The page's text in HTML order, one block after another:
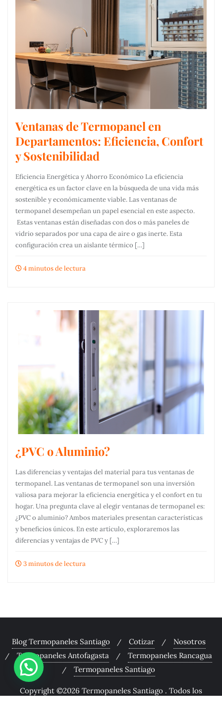
Ventanas de Termopanel en
Departamentos: Eficiencia, Confort
y Sostenibilidad
Eficiencia Energética y Ahorro Económico La eficiencia
energética es un factor clave en la búsqueda de una vida más
sostenible y económicamente viable. Las ventanas de
termopanel desempeñan un papel esencial en este aspecto.
Estas ventanas están diseñadas con dos o más paneles de
vidrio separados por una capa de aire o gas inerte. Esta
configuración crea un aislante térmico […]
4 minutos de lectura
¿PVC o Aluminio?
Las diferencias y ventajas del material para tus ventanas de
termopanel. Las ventanas de termopanel son una inversión
valiosa para mejorar la eficiencia energética y el confort en tu
hogar. Una pregunta clave al elegir ventanas de termopanel es:
¿PVC o aluminio? Ambos materiales presentan características
y beneficios únicos. En este artículo, exploraremos las
diferencias y ventajas de PVC y […]
3 minutos de lectura
Blog Termopaneles Santiago Cotizar
Nosotros
Termopaneles Antofagasta
Termopaneles Rancagua
Termopaneles Santiago
Copyright ©2026 Termopaneles Santiago . Todos los